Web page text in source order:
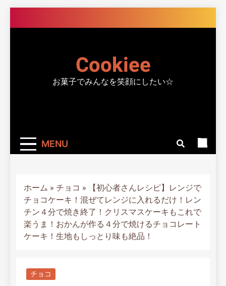
to
Cookiee
お菓子でみんなを笑顔にしたい☆
MENU
ホーム » チョコ »
【初心者さんレシピ】レンジで
チョコケーキ！混ぜてレンジに入れるだけ！レン
チン４分で焼き終了！クリスマスケーキもこれで
楽うま！おかんが作る４分で焼けるチョコレート
ケーキ！生地もしっとり味も絶品！
チョコ